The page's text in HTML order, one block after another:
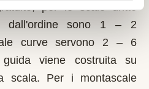
per le scale dritte
dall'ordine sono 1 – 2
curve servono 2 – 6
viene costruita su
scala. Per i montascale